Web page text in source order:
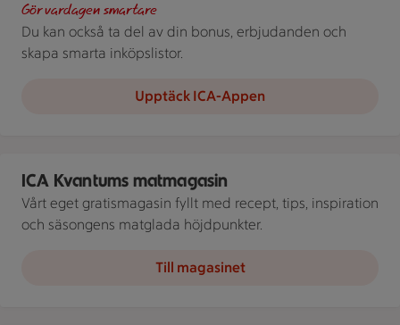
Gör vardagen smartare
Du kan också ta del av din bonus, erbjudanden och
skapa smarta inköpslistor.
Upptäck ICA-Appen
ICA Kvantums matmagasin
Vårt eget gratismagasin fyllt med recept, tips, inspiration
och säsongens matglada höjdpunkter.
Till magasinet